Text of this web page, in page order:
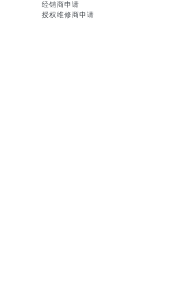
经销商申请
授权维修商申请